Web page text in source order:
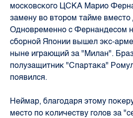
московского ЦСКА Марио
замену во втором тайме вместо
Одновременно с Фернандесом
сборной Японии вышел экс-
ныне играющий за "Милан".
полузащитник "Спартака"
появился.
Неймар, благодаря этому
место по количеству голов за